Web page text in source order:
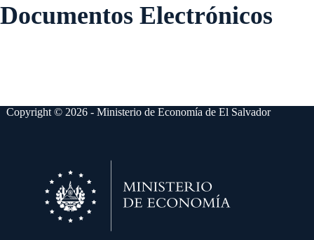
Documentos Electrónicos
Copyright © 2026 - Ministerio de Economía de El Salvador